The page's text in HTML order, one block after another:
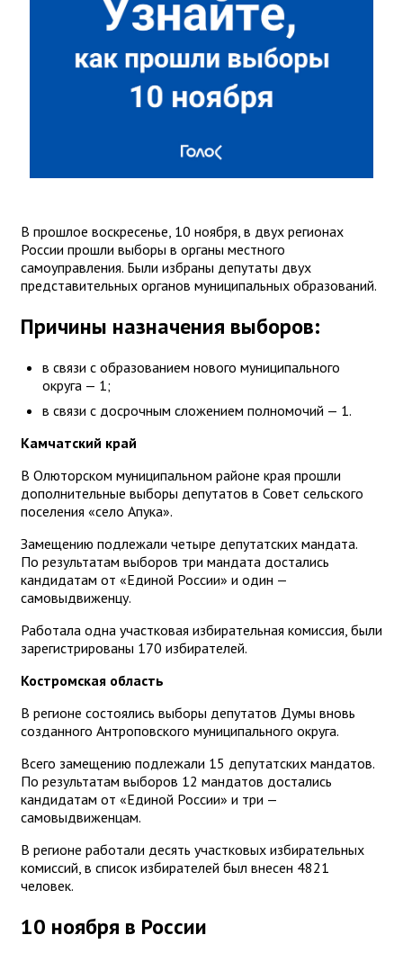
В прошлое воскресенье, 10 ноября, в двух регионах
России прошли выборы в органы местного
самоуправления. Были избраны депутаты двух
представительных органов муниципальных образований.
Причины назначения выборов:
в связи с образованием нового муниципального
округа — 1;
в связи с досрочным сложением полномочий — 1.
Камчатский край
В Олюторском муниципальном районе края прошли
дополнительные выборы депутатов в Совет сельского
поселения «село Апука».
Замещению подлежали четыре депутатских мандата.
По результатам выборов три мандата достались
кандидатам от «Единой России» и один —
самовыдвиженцу.
Работала одна участковая избирательная комиссия, были
зарегистрированы 170 избирателей.
Костромская область
В регионе состоялись выборы депутатов Думы вновь
созданного Антроповского муниципального округа.
Всего замещению подлежали 15 депутатских мандатов.
По результатам выборов 12 мандатов достались
кандидатам от «Единой России» и три —
самовыдвиженцам.
В регионе работали десять участковых избирательных
комиссий, в список избирателей был внесен 4821
человек.
10 ноября в России